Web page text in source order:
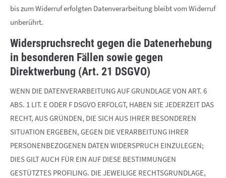
bis zum Widerruf erfolgten Datenverarbeitung bleibt vom Widerruf
unberührt.
Widerspruchsrecht gegen die Datenerhebung
in besonderen Fällen sowie gegen
Direktwerbung (Art. 21 DSGVO)
WENN DIE DATENVERARBEITUNG AUF GRUNDLAGE VON ART. 6
ABS. 1 LIT. E ODER F DSGVO ERFOLGT, HABEN SIE JEDERZEIT DAS
RECHT, AUS GRÜNDEN, DIE SICH AUS IHRER BESONDEREN
SITUATION ERGEBEN, GEGEN DIE VERARBEITUNG IHRER
PERSONENBEZOGENEN DATEN WIDERSPRUCH EINZULEGEN;
DIES GILT AUCH FÜR EIN AUF DIESE BESTIMMUNGEN
GESTÜTZTES PROFILING. DIE JEWEILIGE RECHTSGRUNDLAGE,